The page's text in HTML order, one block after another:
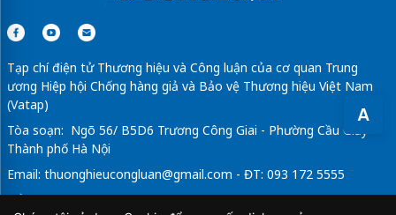
A
Tạp chí điện tử Thương hiệu và Công luận của cơ quan Trung
ương Hiệp hội Chống hàng giả và Bảo vệ Thương hiệu Việt Nam
(Vatap)
Tòa soạn: Ngõ 56/ B5D6 Trương Công Giai - Phường Cầu Giấy -
Thành phố Hà Nội
Email: thuonghieucongluan@gmail.com - ĐT: 093 172 5555
Tổng Biên Tập: Vũ Đức Thuận